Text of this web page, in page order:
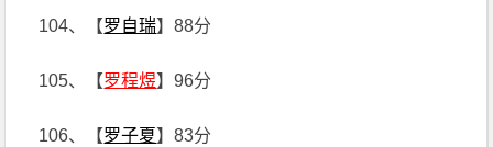
104、【罗自瑞】88分
105、【罗程煜】96分
106、【罗子夏】83分